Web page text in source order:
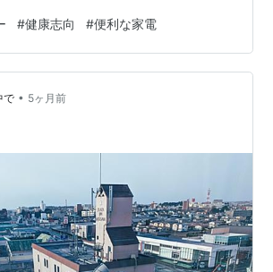
か? 私たちもやはり揚げ物は好きです！
倒じゃない？ 揚げ物って美味しいです
レステロール高い • 不健康 • 手間がか
面倒 • 後片付けが大変 正直、かなりハ
に我が家はオール電化なので、 焼き魚
#健康志向 #便利な家電
で • 5ヶ月前